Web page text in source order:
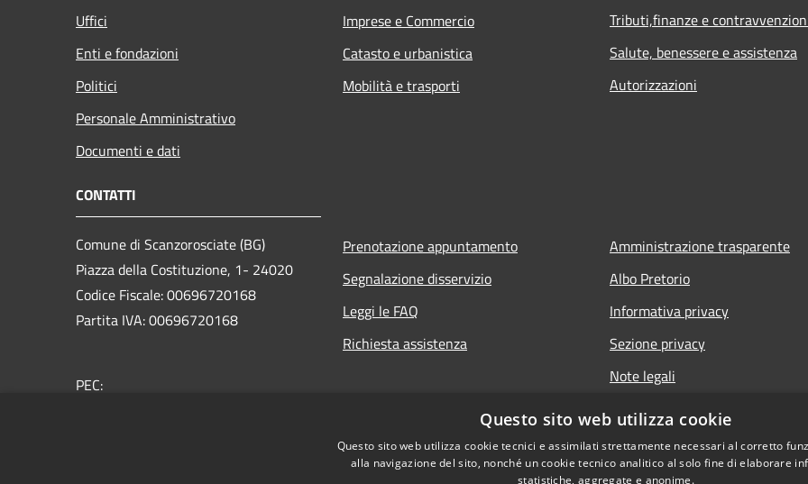
Uffici
Enti e fondazioni
Politici
Personale Amministrativo
Documenti e dati
Imprese e Commercio
Catasto e urbanistica
Mobilità e trasporti
Tributi,finanze e
Salute, benessere e assistenza
Autorizzazioni
CONTATTI
Comune di Scanzorosciate (BG)
Piazza della Costituzione, 1- 24020
Codice Fiscale: 00696720168
Partita IVA: 00696720168
PEC:
Prenotazione appuntamento
Segnalazione disservizio
Leggi le FAQ
Richiesta assistenza
Amministrazione trasparente
Albo Pretorio
Informativa privacy
Sezione privacy
Note legali
Dichiarazione di accessibilità
Questo sito web utilizza cookie
Questo sito web utilizza cookie tecnici e assimilati strettamente necessari al corretto
alla navigazione del sito, nonché un cookie tecnico analitico al solo fine di elaborare
statistiche, aggregate e anonime.